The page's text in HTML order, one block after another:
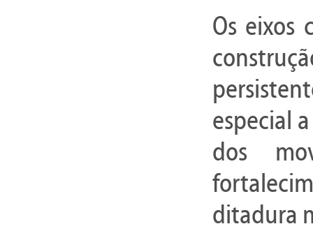
Os eixos
especial
dos
ditadura